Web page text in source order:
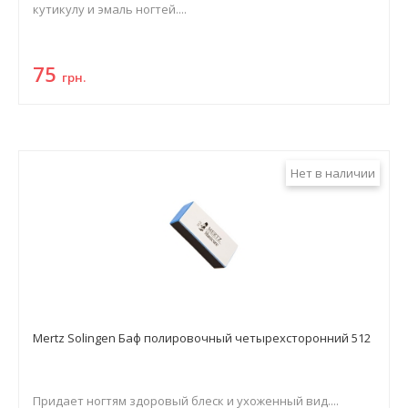
кутикулу и эмаль ногтей....
75 грн.
Нет в наличии
Mertz Solingen Баф полировочный четырехсторонний 512
Придает ногтям здоровый блеск и ухоженный вид....